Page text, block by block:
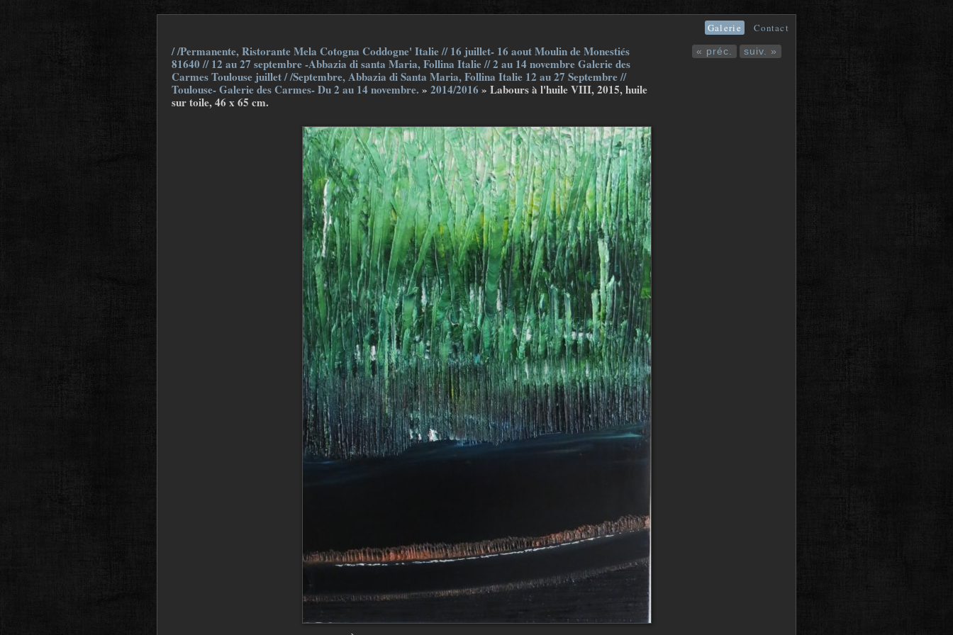
Galerie Contact
« préc. suiv. »
/ /Permanente, Ristorante Mela Cotogna Coddogne' Italie // 16 juillet- 16 aout Moulin de Monestiés
81640 // 12 au 27 septembre -Abbazia di santa Maria, Follina Italie // 2 au 14 novembre Galerie des
Carmes Toulouse juillet / /Septembre, Abbazia di Santa Maria, Follina Italie 12 au 27 Septembre //
Toulouse- Galerie des Carmes- Du 2 au 14 novembre. » 2014/2016 » Labours à l'huile VIII, 2015, huile
sur toile, 46 x 65 cm.